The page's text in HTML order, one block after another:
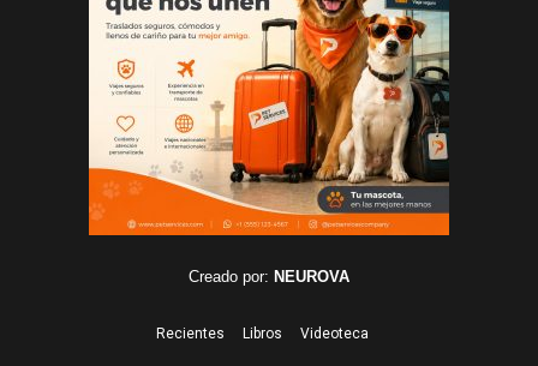
Creado por: NEUROVA
Recientes Libros Videoteca